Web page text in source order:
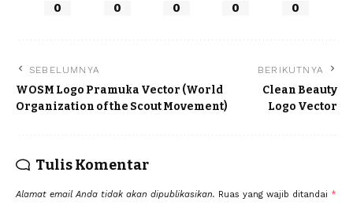
0 0 0 0 0
SEBELUMNYA
WOSM Logo Pramuka Vector (World
Organization of the Scout Movement)
BERIKUTNYA
Clean Beauty
Logo Vector
Tulis Komentar
Alamat email Anda tidak akan dipublikasikan. Ruas yang wajib ditandai *